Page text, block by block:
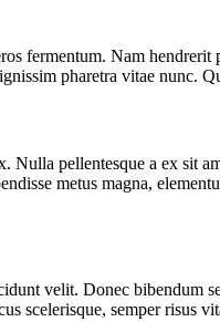
fermentum. Nam
pharetra vitae nunc.
pellentesque a ex sit
metus magna,
velit. Donec bibendum
scelerisque, semper